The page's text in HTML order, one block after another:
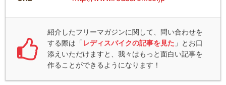
紹介したフリーマガジンに関して、問い合わせを
する際は「 レディスバイクの記事を見た 」とお口
添えいただけますと、我々はもっと面白い記事を
作ることができるようになります！